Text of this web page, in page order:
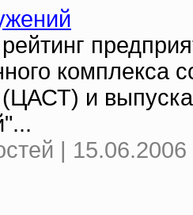
комплекса
(ЦАСТ) и
| 15.06.2006